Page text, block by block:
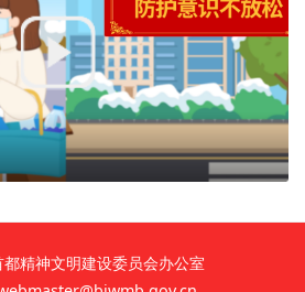
精神文明建设委员会办公室